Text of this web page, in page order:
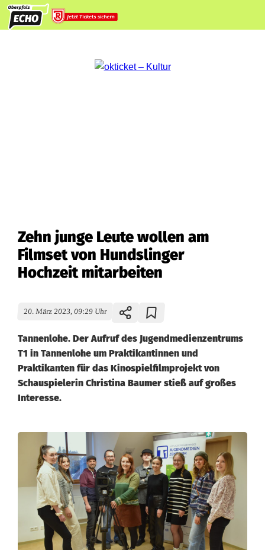
Zehn junge Leute wollen am
Filmset von Hundslinger
Hochzeit mitarbeiten
20. März 2023, 09:29 Uhr
Tannenlohe. Der Aufruf des Jugendmedienzentrums
T1 in Tannenlohe um Praktikantinnen und
Praktikanten für das Kinospielfilmprojekt von
Schauspielerin Christina Baumer stieß auf großes
Interesse.
h